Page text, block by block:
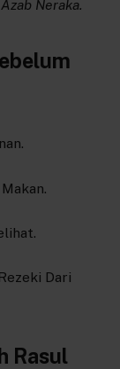
Neraka.
Dari
Rasul